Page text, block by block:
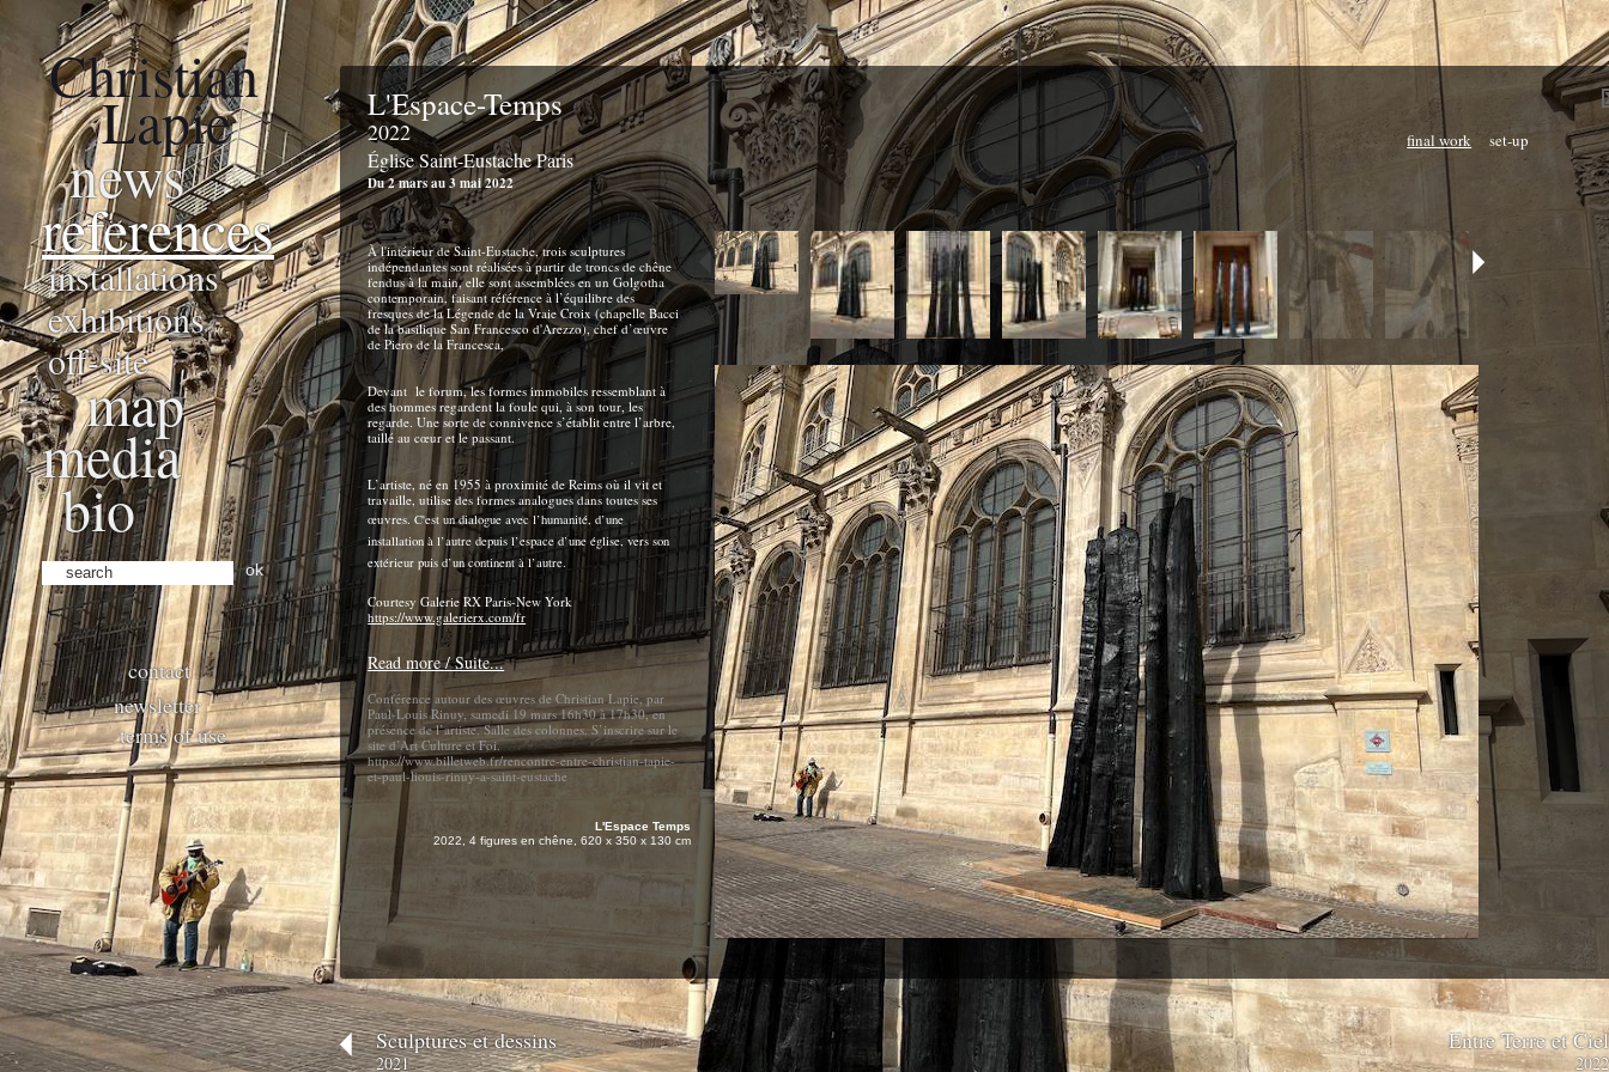
Christian
Lapie
news
references
installations
exhibitions
off-site
map
media
bio
ok
contact
newsletter
terms of use
final work set-up
L'Espace-Temps
2022
Église Saint-Eustache Paris
Du 2 mars au 3 mai 2022
À l'intérieur de Saint-Eustache, trois sculptures
indépendantes sont réalisées à partir de troncs de chêne
fendus à la main, elle sont assemblées en un Golgotha
contemporain, faisant référence à l’équilibre des
fresques de la Légende de la Vraie Croix (chapelle Bacci
de la basilique San Francesco d'Arezzo), chef d’œuvre
de Piero de la Francesca,
Devant le forum, les formes immobiles ressemblant à
des hommes regardent la foule qui, à son tour, les
regarde. Une sorte de connivence s’établit entre l’arbre,
taillé au cœur et le passant.
L’artiste, né en 1955 à proximité de Reims où il vit et
travaille, utilise des formes analogues dans toutes ses
œuvres.C'est un dialogue avec l’humanité, d’une
installation à l’autre depuis l’espace d’une église, vers son
extérieur puis d’un continent à l’autre.
Courtesy Galerie RX Paris-New York
https://www.galerierx.com/fr
Read more / Suite...
Conférence autour des œuvres de Christian Lapie, par
Paul-Louis Rinuy, samedi 19 mars 16h30 à 17h30, en
présence de l’artiste. Salle des colonnes. S’inscrire sur le
site d’Art Culture et Foi.
https://www.billetweb.fr/rencontre-entre-christian-tapie-
et-paul-liouis-rinuy-a-saint-eustache
L'Espace Temps
2022, 4 figures en chêne, 620 x 350 x 130 cm
Sculptures et dessins
2021
Entre Terre et Ciel
2022